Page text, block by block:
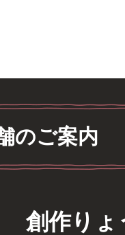
のご案内
創作りょ